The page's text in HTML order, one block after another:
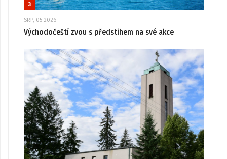
3
SRP, 05 2026
Východočeští zvou s předstihem na své akce